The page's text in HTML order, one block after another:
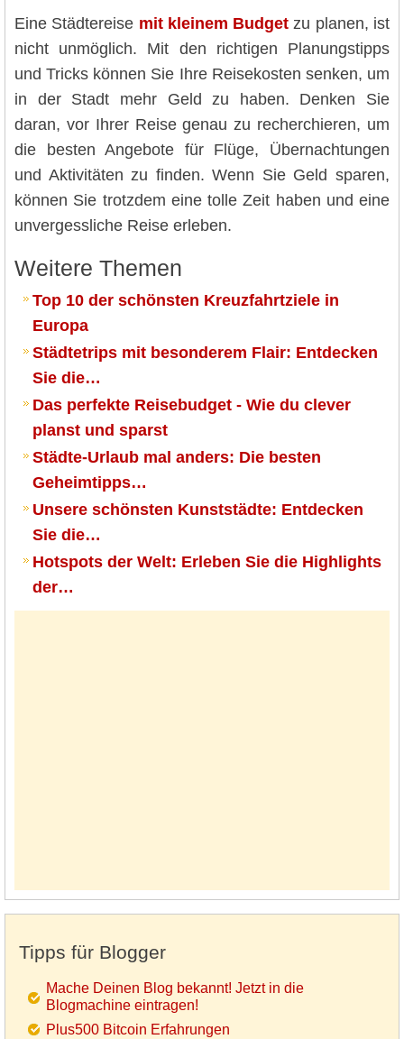
Eine Städtereise mit kleinem Budget zu planen, ist
nicht unmöglich. Mit den richtigen Planungstipps
und Tricks können Sie Ihre Reisekosten senken, um
in der Stadt mehr Geld zu haben. Denken Sie
daran, vor Ihrer Reise genau zu recherchieren, um
die besten Angebote für Flüge, Übernachtungen
und Aktivitäten zu finden. Wenn Sie Geld sparen,
können Sie trotzdem eine tolle Zeit haben und eine
unvergessliche Reise erleben.
Weitere Themen
Top 10 der schönsten Kreuzfahrtziele in
Europa
Städtetrips mit besonderem Flair: Entdecken
Sie die…
Das perfekte Reisebudget - Wie du clever
planst und sparst
Städte-Urlaub mal anders: Die besten
Geheimtipps…
Unsere schönsten Kunststädte: Entdecken
Sie die…
Hotspots der Welt: Erleben Sie die Highlights
der…
Tipps für Blogger
Mache Deinen Blog bekannt! Jetzt in die
Blogmachine eintragen!
Plus500 Bitcoin Erfahrungen